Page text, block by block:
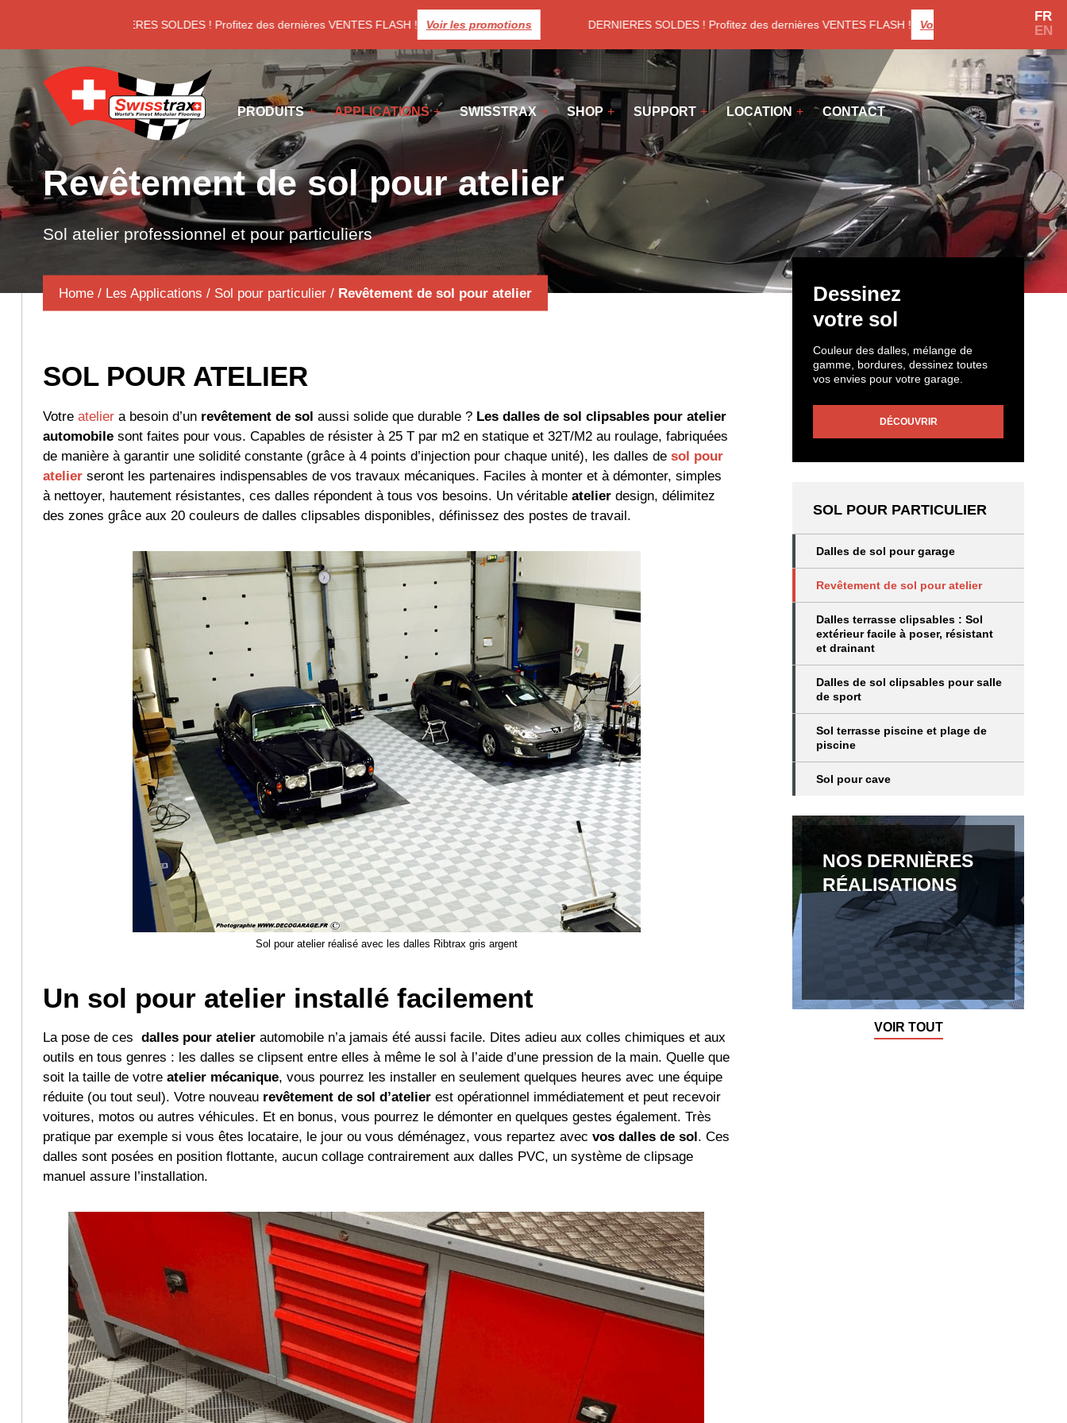
DERNIERES SOLDES ! Profitez des dernières VENTES FLASH ! Voir les promotions DERNIERES SOLDES ! Profitez des dernières VENTES FLASH ! Voir les promotions
PRODUITS APPLICATIONS SWISSTRAX SHOP SUPPORT LOCATION CONTACT
FR
EN
Revêtement de sol pour atelier
Sol atelier professionnel et pour particuliers
Home/ Les Applications / Sol pour particulier/ Revêtement de sol pour atelier
SOL POUR ATELIER
Votre ateliera besoin d’unrevêtement de sol aussi solide que durable ? Les dalles de sol clipsables pour atelier
automobilesont faites pour vous. Capables de résister à 25 T par m2 en statique et 32T/M2 au roulage, fabriquées
de manière à garantir une solidité constante (grâce à 4 points d’injection pour chaque unité), les dalles de sol pour
atelierseront les partenaires indispensables de vos travaux mécaniques. Faciles à monter et à démonter, simples
à nettoyer, hautement résistantes, ces dalles répondent à tous vos besoins. Un véritable atelierdesign, délimitez
des zones grâce aux 20 couleurs de dalles clipsables disponibles, définissez des postes de travail.
Sol pour atelier réalisé avec les dalles Ribtrax gris argent
Un sol pour atelier installé facilement
La pose de ces dalles pour atelierautomobile n’a jamais été aussi facile. Dites adieu aux colles chimiques et aux
outils en tous genres : les dalles se clipsent entre elles à même le sol à l’aide d’une pression de la main. Quelle que
soit la taille de votre atelier mécanique, vous pourrez les installer en seulement quelques heures avec une équipe
réduite (ou tout seul). Votre nouveau revêtement de sol d’atelier est opérationnel immédiatement et peut recevoir
voitures, motos ou autres véhicules. Et en bonus, vous pourrez le démonter en quelques gestes également. Très
pratique par exemple si vous êtes locataire, le jour ou vous déménagez, vous repartez avec vos dalles de sol. Ces
dalles sont posées en position flottante, aucun collage contrairement aux dalles PVC, un système de clipsage
manuel assure l’installation.
Dessinez
votre sol
Couleur des dalles, mélange de
gamme, bordures, dessinez toutes
vos envies pour votre garage.
DÉCOUVRIR
SOL POUR PARTICULIER
Dalles de sol pour garage
Revêtement de sol pour atelier
Dalles terrasse clipsables : Sol
extérieur facile à poser, résistant
et drainant
Dalles de sol clipsables pour salle
de sport
Sol terrasse piscine et plage de
piscine
Sol pour cave
NOS DERNIÈRES
RÉALISATIONS
VOIR TOUT